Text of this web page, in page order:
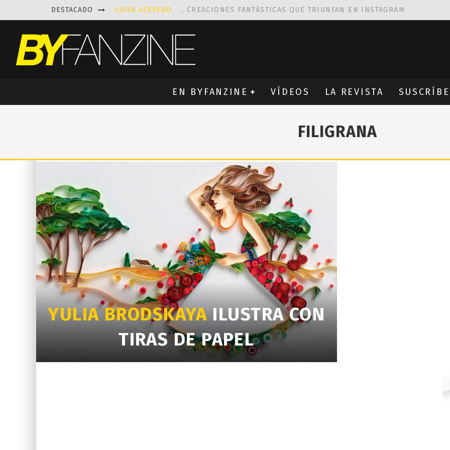
DESTACADO LUISA AZEVEDO , CREACIONES FANTÁSTICAS QUE TRIUNFAN EN INSTAGRAM
KAETHE BUTCHER EXPLORACIÓN PROVOCATIVA Y ERÓTICA
EN BYFANZINE VÍDEOS LA REVISTA
FILIGRANA
YULIA BRODSKAYAILUSTRA CON
TIRAS DE PAPEL